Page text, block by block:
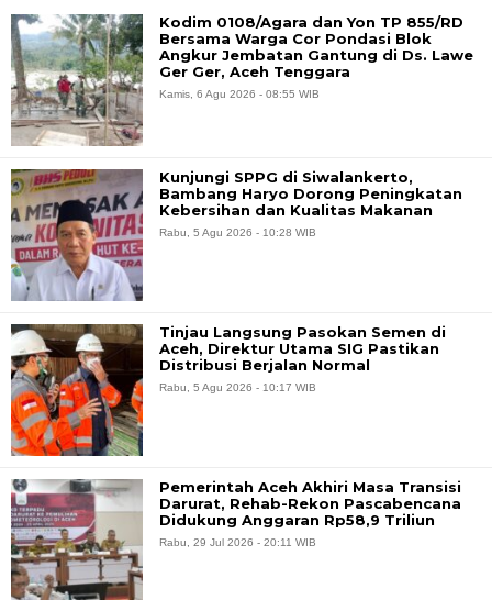
Kodim 0108/Agara dan Yon TP 855/RD
Bersama Warga Cor Pondasi Blok
Angkur Jembatan Gantung di Ds. Lawe
Ger Ger, Aceh Tenggara
Kamis, 6 Agu 2026 - 08:55 WIB
Kunjungi SPPG di Siwalankerto,
Bambang Haryo Dorong Peningkatan
Kebersihan dan Kualitas Makanan
Rabu, 5 Agu 2026 - 10:28 WIB
Tinjau Langsung Pasokan Semen di
Aceh, Direktur Utama SIG Pastikan
Distribusi Berjalan Normal
Rabu, 5 Agu 2026 - 10:17 WIB
Pemerintah Aceh Akhiri Masa Transisi
Darurat, Rehab-Rekon Pascabencana
Didukung Anggaran Rp58,9 Triliun
Rabu, 29 Jul 2026 - 20:11 WIB